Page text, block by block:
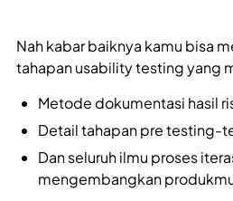
Nah kabar baiknya kamu bisa
tahapan usability testing yang
Metode dokumentasi hasil
Detail tahapan pre testing-
Dan seluruh ilmu proses
mengembangkan